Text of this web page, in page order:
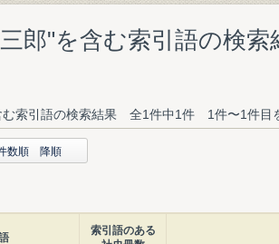
郎"を含む索引語の検索
む索引語の検索結果 全1件中1件 1件〜1件目
数順 降順
索引語のある